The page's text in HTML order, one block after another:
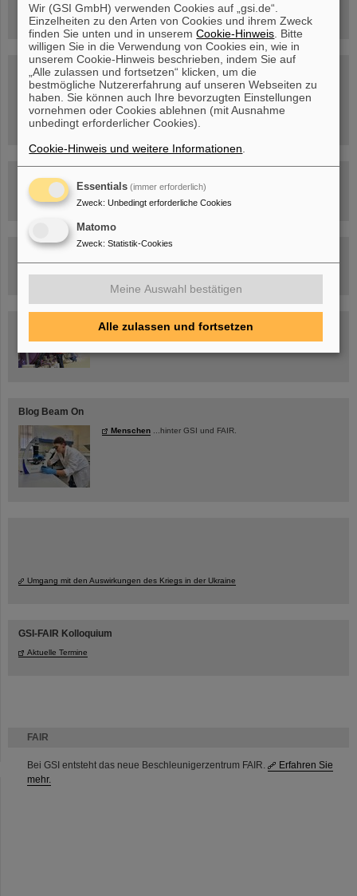
FAIR
Bei GSI entsteht das neue Beschleunigerzentrum FAIR.
Erfahren Sie
mehr.
GSI/FAIR/Goethe-Universität
Anmeldung und weitere Informationen
SCIENCE POP-UP
geöffnet Di – Fr,
12 – 17 Uhr
Sa, 11.07.26, 10:30-16:00 Uhr
Ernst-Ludwig-Str. 22
Innenstadt Darmstadt
Beschleunigeranlage
Besichtigung von GSI/FAIR –
Blog Beam On
Menschen ...hinter GSI und FAIR.
Umgang mit den Auswirkungen des Kriegs in der Ukraine
GSI-FAIR Kolloquium
Aktuelle Termine
Wir (GSI GmbH) verwenden Cookies auf „gsi.de“.
Einzelheiten zu den Arten von Cookies und ihrem Zweck
finden Sie unten und in unseremCookie-Hinweis . Bitte
willigen Sie in die Verwendung von Cookies ein, wie in
unserem Cookie-Hinweis beschrieben, indem Sie auf
„Alle zulassen und fortsetzen“ klicken, um die
bestmögliche Nutzererfahrung auf unseren Webseiten zu
haben. Sie können auch Ihre bevorzugten Einstellungen
vornehmen oder Cookies ablehnen (mit Ausnahme
unbedingt erforderlicher Cookies).
Cookie-Hinweis und weitere Informationen
Essentials (immer erforderlich)
Zweck: Unbedingt erforderliche Cookies
Matomo
Zweck: Statistik-Cookies
Meine Auswahl bestätigen
Alle zulassen und fortsetzen